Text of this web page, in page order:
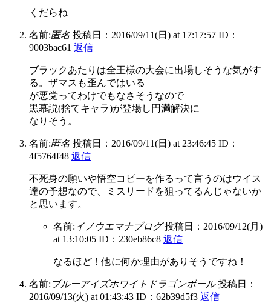
くだらね
名前:匿名 投稿日：2016/09/11(日) at 17:17:57 ID：
9003bac61 返信
ブラックあたりは全王様の大会に出場しそうな気がす
る。ザマスも歪んではいる
が悪党ってわけでもなさそうなので
黒幕説(捨てキャラ)が登場し円満解決に
なりそう。
名前:匿名 投稿日：2016/09/11(日) at 23:46:45 ID：
4f5764f48 返信
不死身の願いや悟空コピーを作るって言うのはウイス
達の予想なので、ミスリードを狙ってるんじゃないか
と思います。
名前:イノウエマナブログ 投稿日：2016/09/12(月)
at 13:10:05 ID：230eb86c8 返信
なるほど！他に何か理由がありそうですね！
名前: ブルーアイズホワイトドラゴンボール 投稿日：
2016/09/13(火) at 01:43:43 ID：62b39d5f3 返信